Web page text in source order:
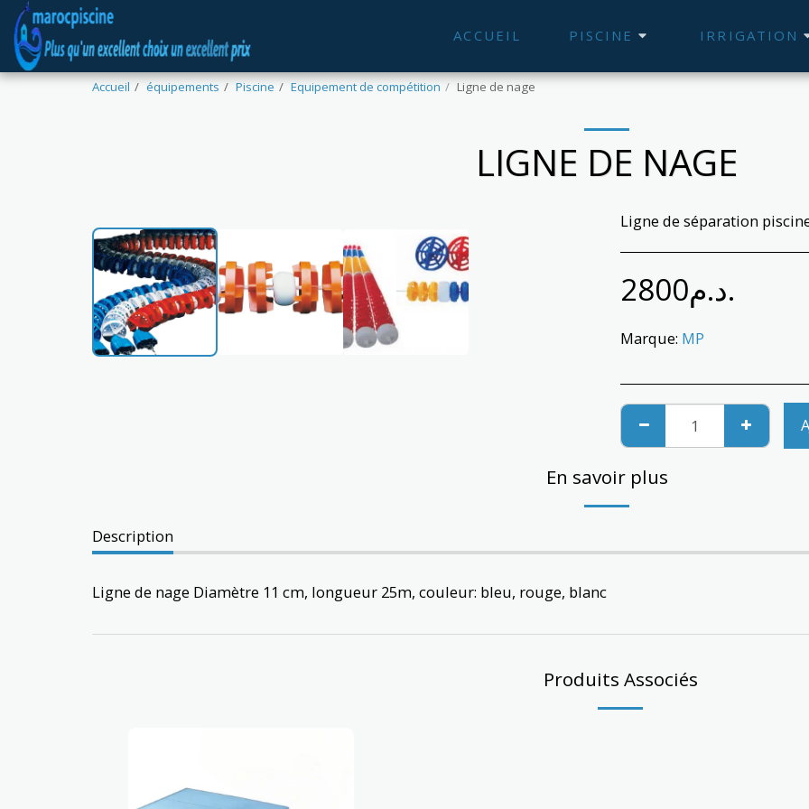
ACCUEIL PISCINE IRRIGATION
Accueil équipements Piscine Equipement de compétition Ligne de nage
LIGNE DE NAGE
Ligne de séparation
2800 د.م.
Marque: MP
En savoir plus
Description
Ligne de nage Diamètre 11 cm, longueur 25m, couleur: bleu, rouge, blanc
Produits Associés